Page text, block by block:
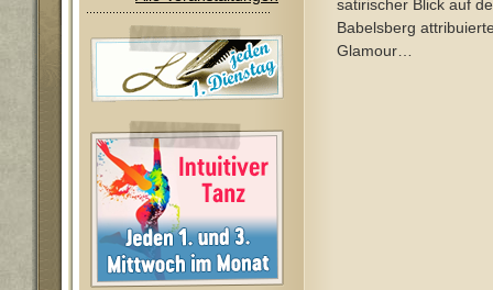
satirischer Blick auf
Babelsberg
Glamour…